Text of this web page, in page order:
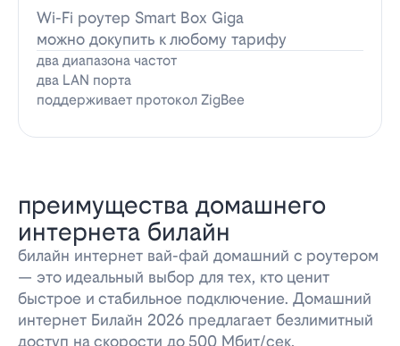
Wi-Fi роутер Smart Box Giga
можно докупить к любому тарифу
два диапазона частот
два LAN порта
поддерживает протокол ZigBee
преимущества домашнего
интернета билайн
билайн интернет вай-фай домашний с роутером
— это идеальный выбор для тех, кто ценит
быстрое и стабильное подключение. Домашний
интернет Билайн 2026 предлагает безлимитный
доступ на скорости до 500 Мбит/сек,